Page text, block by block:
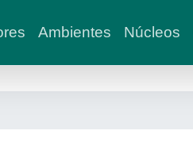
Ambientes Núcleos